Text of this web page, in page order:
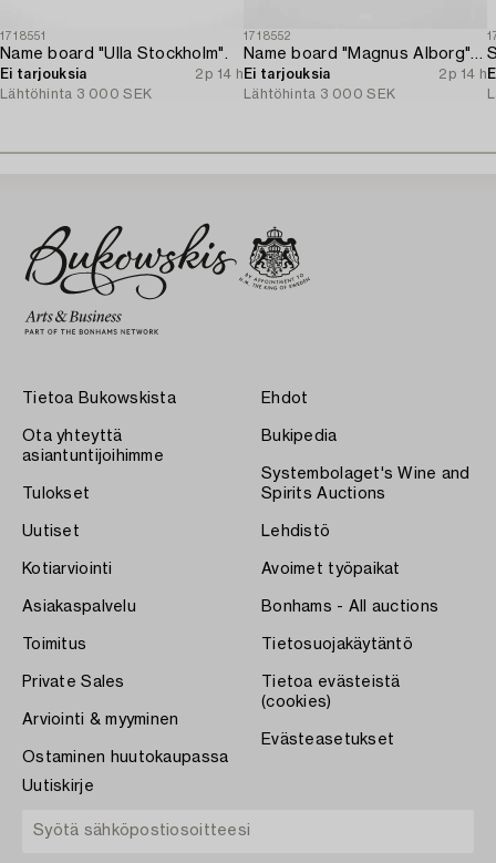
1718551
Name board "Ulla Stockholm".
Ei tarjouksia
2p 14 h
Lähtöhinta 3 000 SEK
1718552
Ei tarjouksia
2p 14 h
Lähtöhinta 3 000 SEK
Tietoa Bukowskista
Ota yhteyttä
asiantuntijoihimme
Tulokset
Uutiset
Kotiarviointi
Asiakaspalvelu
Toimitus
Private Sales
Arviointi & myyminen
Ostaminen huutokaupassa
Ehdot
Bukipedia
Systembolaget's Wine and
Spirits Auctions
Lehdistö
Avoimet työpaikat
Bonhams - All auctions
Tietosuojakäytäntö
Tietoa evästeistä
(cookies)
Evästeasetukset
Uutiskirje